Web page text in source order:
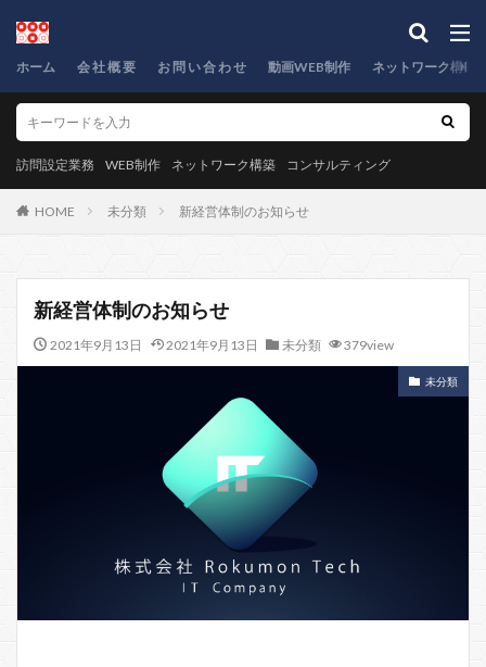
ホーム 会 社 概 要 お 問 い 合 わ せ 動画WEB制作 ネットワーク構築
訪問設定業務 WEB制作 ネットワーク構築 コンサルティング
HOME 未分類 新経営体制のお知らせ
新経営体制のお知らせ
2021年9月13日 2021年9月13日 未分類 379view
未分類